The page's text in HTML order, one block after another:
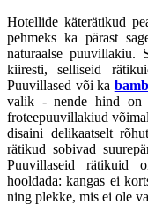
Hotellide käterätikud
pehmeks ka pärast
naturaalse puuvillakiu.
kiiresti, selliseid
Puuvillased või ka
valik - nende hind on
froteepuuvillakiud
disaini delikaatselt
rätikud sobivad
Puuvillaseid rätikuid
hooldada: kangas ei
ning plekke, mis ei ole